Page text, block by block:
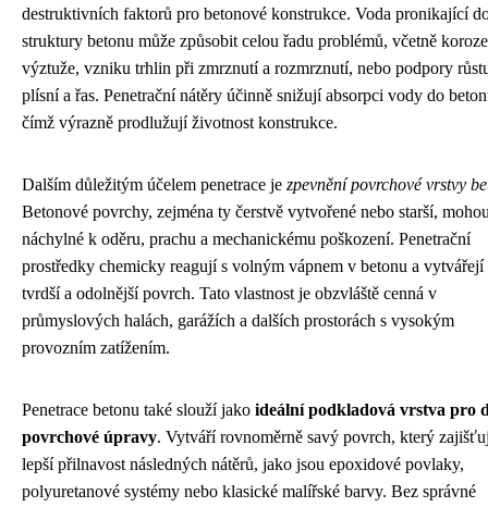
destruktivních faktorů pro betonové konstrukce. Voda pronikající
struktury betonu může způsobit celou řadu problémů, včetně koroze
výztuže, vzniku trhlin při zmrznutí a rozmrznutí, nebo podpory
plísní a řas. Penetrační nátěry účinně snižují absorpci vody do
čímž výrazně prodlužují životnost konstrukce.
Dalším důležitým účelem penetrace je zpevnění povrchové vrstvy
Betonové povrchy, zejména ty čerstvě vytvořené nebo starší,
náchylné k oděru, prachu a mechanickému poškození. Penetrační
prostředky chemicky reagují s volným vápnem v betonu a vytvářejí
tvrdší a odolnější povrch. Tato vlastnost je obzvláště cenná v
průmyslových halách, garážích a dalších prostorách s vysokým
provozním zatížením.
Penetrace betonu také slouží jako ideální podkladová vrstva pro
povrchové úpravy. Vytváří rovnoměrně savý povrch, který
lepší přilnavost následných nátěrů, jako jsou epoxidové povlaky,
polyuretanové systémy nebo klasické malířské barvy. Bez správné